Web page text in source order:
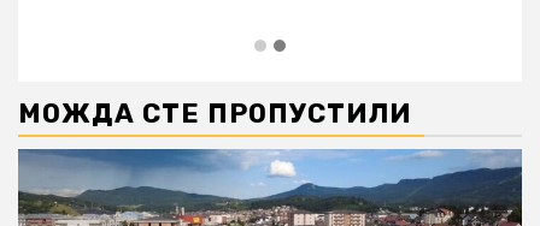
МОЖДА СТЕ ПРОПУСТИЛИ